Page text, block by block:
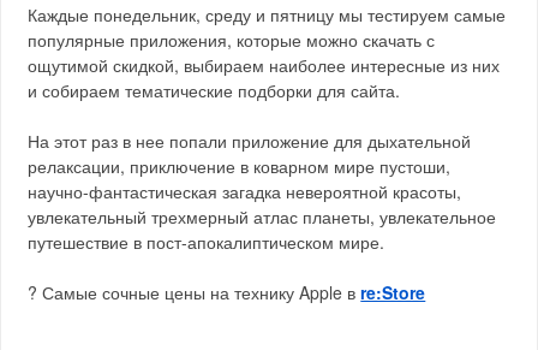
Каждые понедельник, среду и пятницу мы тестируем самые
популярные приложения, которые можно скачать с
ощутимой скидкой, выбираем наиболее интересные из них
и собираем тематические подборки для сайта.
На этот раз в нее попали приложение для дыхательной
релаксации, приключение в коварном мире пустоши,
научно-фантастическая загадка невероятной красоты,
увлекательный трехмерный атлас планеты, увлекательное
путешествие в пост-апокалиптическом мире.
? Самые сочные цены на технику Apple вre:Store